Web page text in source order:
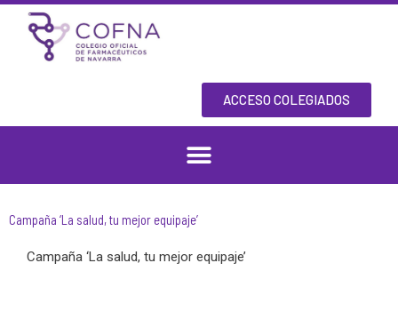
Skip
content
ACCESO COLEGIADOS
Campaña ‘La salud, tu mejor equipaje’
Campaña ‘La salud, tu mejor equipaje’